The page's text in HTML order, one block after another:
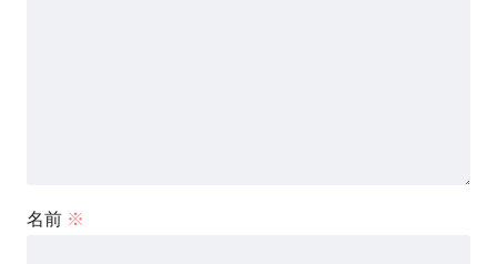
名前 ※